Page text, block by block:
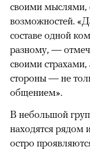
своими мыслями,
возможностей.
составе одной
разному, —
своими страхами,
стороны — не
общением».
В небольшой
находятся рядом
остро